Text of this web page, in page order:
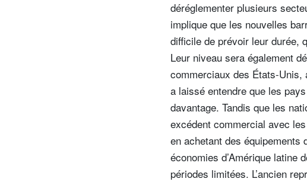
déréglementer plusieurs
implique que les nouvelles
difficile de prévoir leur durée,
Leur niveau sera également
commerciaux des États-
a laissé entendre que les
davantage. Tandis que les
excédent commercial avec
en achetant des équipements
économies d’Amérique
périodes limitées. L’ancien